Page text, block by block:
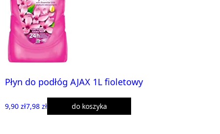
Płyn do podłóg AJAX 1L fioletowy
9,90 zł7,98 zł do koszyka